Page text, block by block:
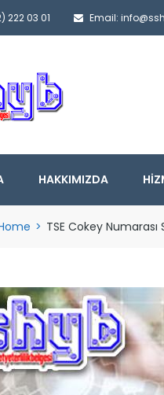
222 03 01 Email:
HAKKIMIZDA
> TSE Cokey